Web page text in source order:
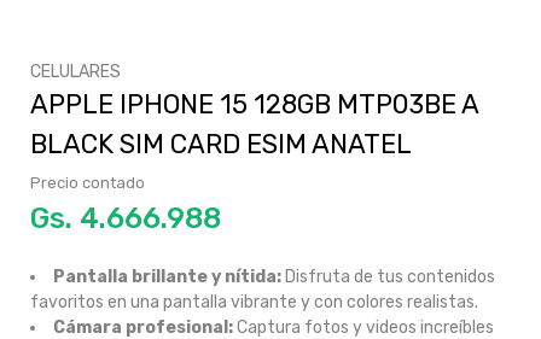
CELULARES
APPLE IPHONE 15 128GB MTP03BE A
BLACK SIM CARD ESIM ANATEL
Precio contado
Gs. 4.666.988
Pantalla brillante y nítida: Disfruta de tus contenidos
favoritos en una pantalla vibrante y con colores realistas.
Cámara profesional:Captura fotos y videos increíbles